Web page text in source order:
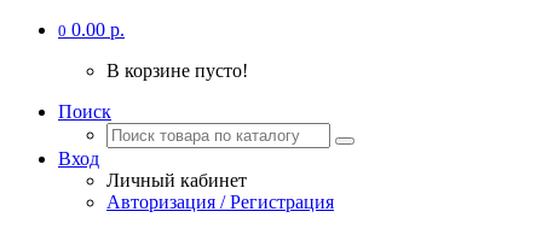
0 0.00 р.
В корзине пусто!
Поиск
Вход
Личный кабинет
Авторизация / Регистрация